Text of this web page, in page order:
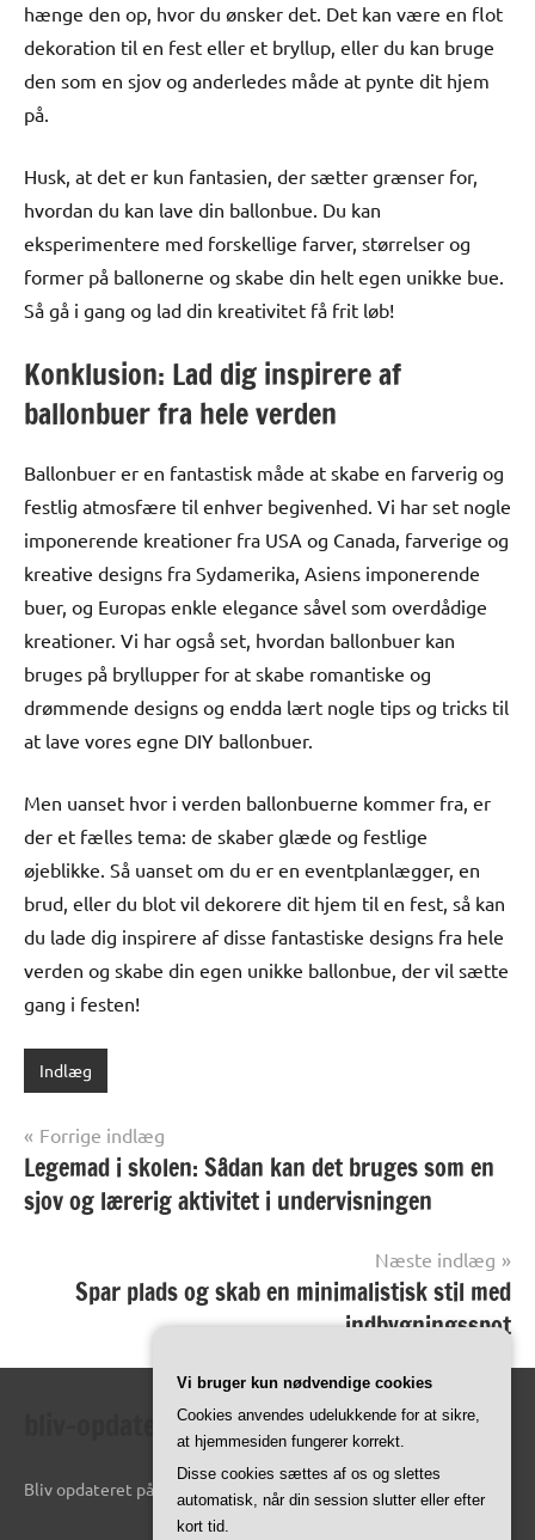
hænge den op, hvor du ønsker det. Det kan være en flot
dekoration til en fest eller et bryllup, eller du kan bruge
den som en sjov og anderledes måde at pynte dit hjem
på.
Husk, at det er kun fantasien, der sætter grænser for,
hvordan du kan lave din ballonbue. Du kan
eksperimentere med forskellige farver, størrelser og
former på ballonerne og skabe din helt egen unikke bue.
Så gå i gang og lad din kreativitet få frit løb!
Konklusion: Lad dig inspirere af
ballonbuer fra hele verden
Ballonbuer er en fantastisk måde at skabe en farverig og
festlig atmosfære til enhver begivenhed. Vi har set nogle
imponerende kreationer fra USA og Canada, farverige og
kreative designs fra Sydamerika, Asiens imponerende
buer, og Europas enkle elegance såvel som overdådige
kreationer. Vi har også set, hvordan ballonbuer kan
bruges på bryllupper for at skabe romantiske og
drømmende designs og endda lært nogle tips og tricks til
at lave vores egne DIY ballonbuer.
Men uanset hvor i verden ballonbuerne kommer fra, er
der et fælles tema: de skaber glæde og festlige
øjeblikke. Så uanset om du er en eventplanlægger, en
brud, eller du blot vil dekorere dit hjem til en fest, så kan
du lade dig inspirere af disse fantastiske designs fra hele
verden og skabe din egen unikke ballonbue, der vil sætte
gang i festen!
Indlæg
Indlægsnavigation
Forrige indlæg
Legemad i skolen: Sådan kan det bruges som en
sjov og lærerig aktivitet i undervisningen
Næste indlæg
Spar plads og skab en minimalistisk stil med
indbygningsspot
bliv-opdateret.dk
Bliv opdateret på de seneste oplysninger online.
Vi bruger kun nødvendige cookies
Cookies anvendes udelukkende for at sikre,
at hjemmesiden fungerer korrekt.
Disse cookies sættes af os og slettes
automatisk, når din session slutter eller efter
kort tid.